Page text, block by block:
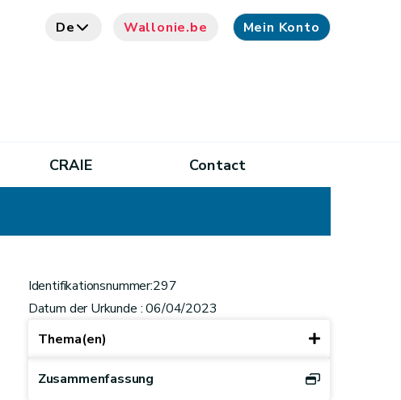
De Wallonie.be Mein Konto
CRAIE Contact
Identifikationsnummer:297
Datum der Urkunde : 06/04/2023
Thema(en)
Zusammenfassung